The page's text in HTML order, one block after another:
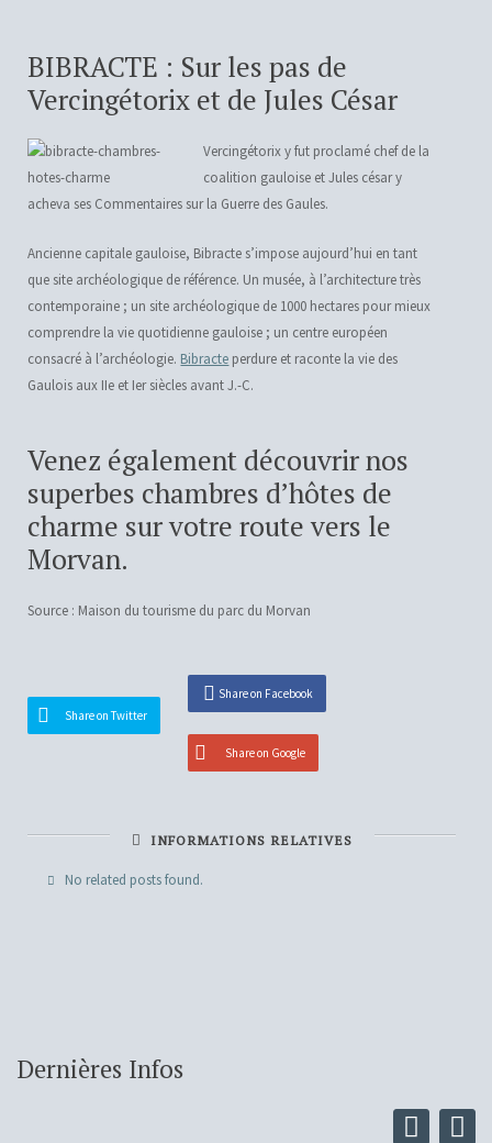
BIBRACTE : Sur les pas de
Vercingétorix et de Jules César
Vercingétorix y fut proclamé chef de la
coalition gauloise et Jules césar y
acheva ses Commentaires sur la Guerre des Gaules.
Ancienne capitale gauloise, Bibracte s’impose aujourd’hui en tant
que site archéologique de référence. Un musée, à l’architecture très
contemporaine ; un site archéologique de 1000 hectares pour mieux
comprendre la vie quotidienne gauloise ; un centre européen
consacré à l’archéologie. Bibracte perdure et raconte la vie des
Gaulois aux IIe et Ier siècles avant J.-C.
Venez également découvrir nos
superbes chambres d’hôtes de
charme sur votre route vers le
Morvan.
Source : Maison du tourisme du parc du Morvan
Share on Twitter
Share on Facebook
Share on Google
INFORMATIONS RELATIVES
No related posts found.
Dernières Infos